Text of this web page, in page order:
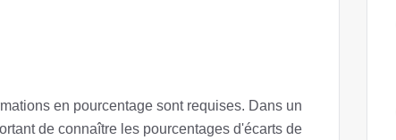
en pourcentage sont requises. Dans un
de connaître les pourcentages d'écarts de